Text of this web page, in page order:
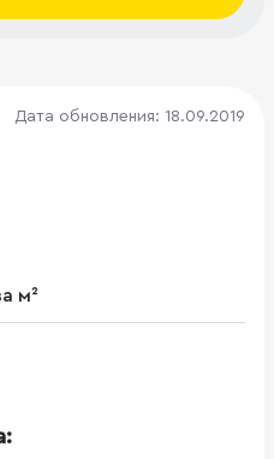
Дата обновления: 18.09.2019
м²